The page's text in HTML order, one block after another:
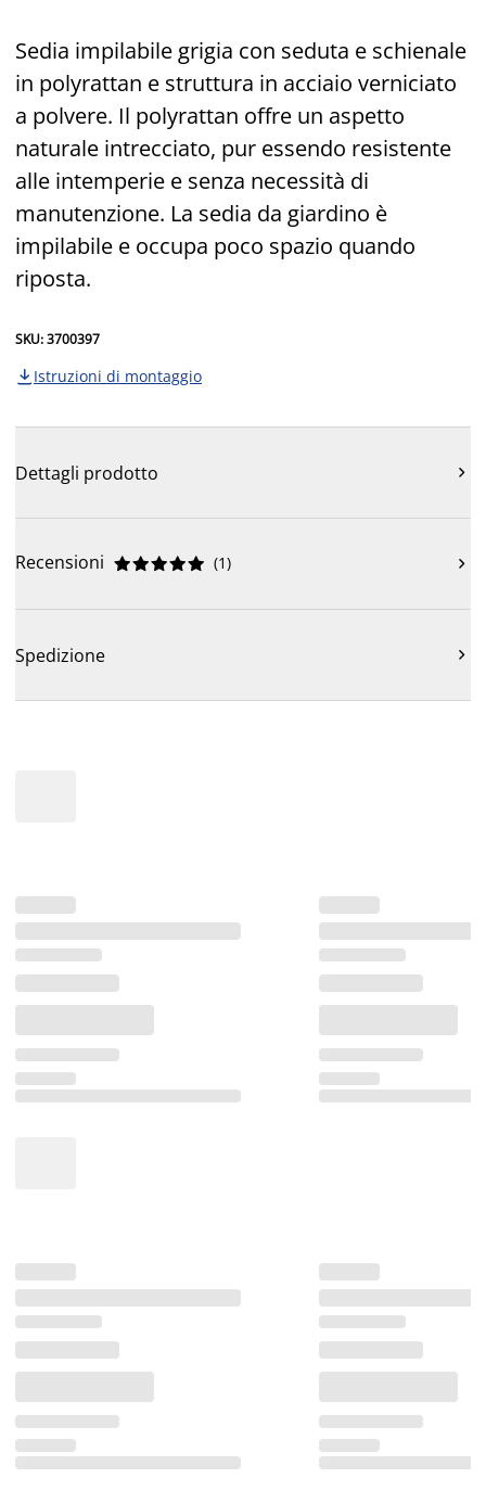
Sedia impilabile grigia con seduta e schienale
in polyrattan e struttura in acciaio verniciato
a polvere. Il polyrattan offre un aspetto
naturale intrecciato, pur essendo resistente
alle intemperie e senza necessità di
manutenzione. La sedia da giardino è
impilabile e occupa poco spazio quando
riposta.
SKU: 3700397
 Istruzioni di montaggio
Dettagli prodotto 
Recensioni 




 (1) 
Spedizione 